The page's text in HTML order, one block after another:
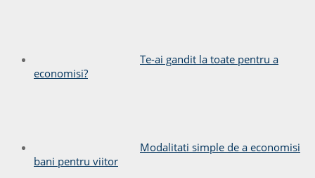
Te-ai gandit la toate pentru a
economisi?
Modalitati simple de a economisi
bani pentru viitor